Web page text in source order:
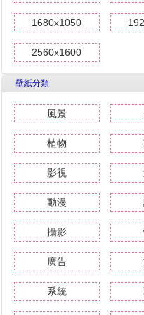
1680x1050
2560x1600
壁紙分類
風景
植物
影視
動漫
攝影
廣告
系統